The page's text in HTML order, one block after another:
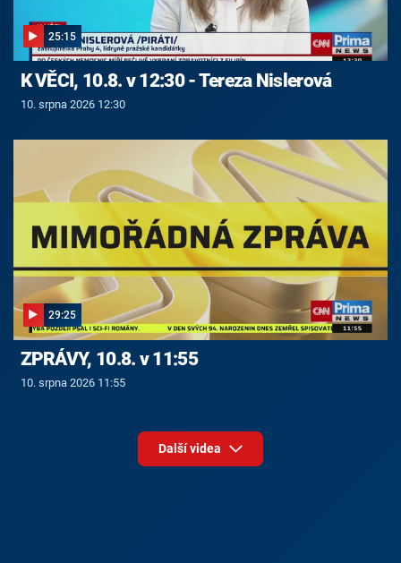
25:15
K VĚCI, 10.8. v 12:30 - Tereza Nislerová
10. srpna 2026 12:30
29:25
ZPRÁVY, 10.8. v 11:55
10. srpna 2026 11:55
Další videa